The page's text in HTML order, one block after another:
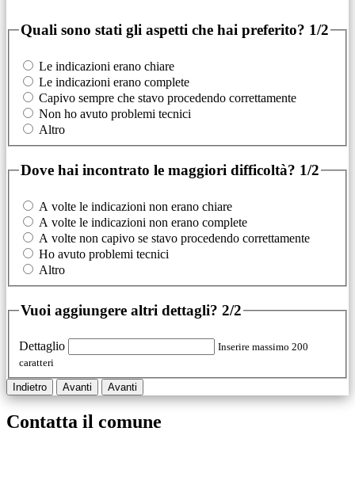
Quali sono stati gli aspetti che hai preferito? 1/2
Le indicazioni erano chiare
Le indicazioni erano complete
Capivo sempre che stavo procedendo correttamente
Non ho avuto problemi tecnici
Altro
Dove hai incontrato le maggiori difficoltà? 1/2
A volte le indicazioni non erano chiare
A volte le indicazioni non erano complete
A volte non capivo se stavo procedendo correttamente
Ho avuto problemi tecnici
Altro
Vuoi aggiungere altri dettagli? 2/2
Dettaglio
Inserire massimo 200
caratteri
Indietro Avanti Avanti
Contatta il comune